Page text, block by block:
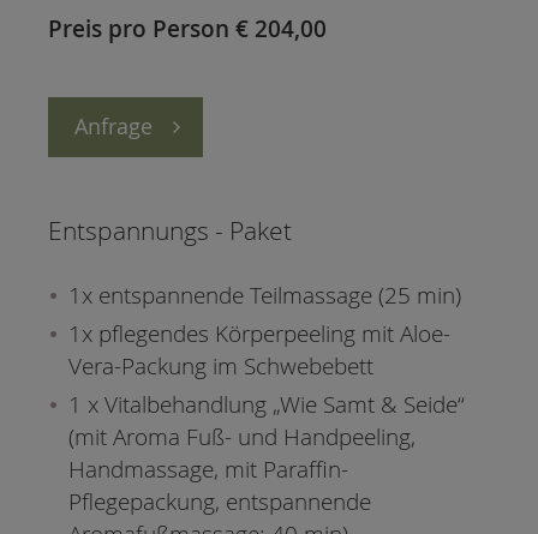
Preis pro Person € 204,00
Anfrage
Entspannungs - Paket
1x entspannende Teilmassage (25 min)
1x pflegendes Körperpeeling mit Aloe-
Vera-Packung im Schwebebett
1 x Vitalbehandlung „Wie Samt & Seide“
(mit Aroma Fuß- und Handpeeling,
Handmassage, mit Paraffin-
Pflegepackung, entspannende